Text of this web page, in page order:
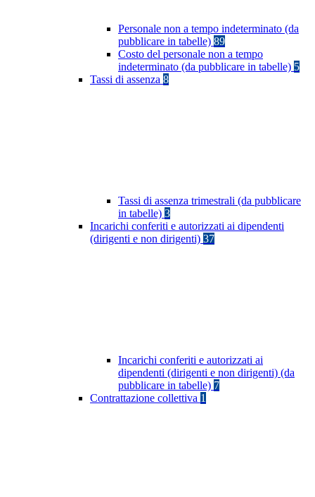
Personale non a tempo indeterminato (da
pubblicare in tabelle) 89
Costo del personale non a tempo
indeterminato (da pubblicare in tabelle) 5
Tassi di assenza 8
Tassi di assenza trimestrali (da pubblicare
in tabelle) 3
Incarichi conferiti e autorizzati ai dipendenti
(dirigenti e non dirigenti) 37
Incarichi conferiti e autorizzati ai
dipendenti (dirigenti e non dirigenti) (da
pubblicare in tabelle) 7
Contrattazione collettiva 1